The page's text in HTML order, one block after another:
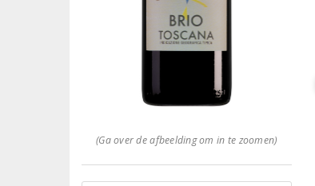
(Ga over de afbeelding om in te zoomen)